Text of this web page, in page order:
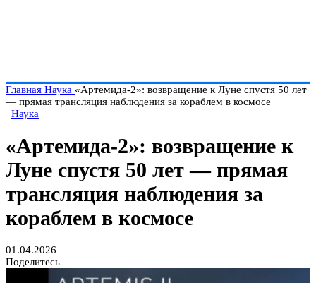
Главная Наука «Артемида-2»: возвращение к Луне спустя 50 лет
— прямая трансляция наблюдения за кораблем в космосе
Наука
«Артемида-2»: возвращение к
Луне спустя 50 лет — прямая
трансляция наблюдения за
кораблем в космосе
01.04.2026
Поделитесь